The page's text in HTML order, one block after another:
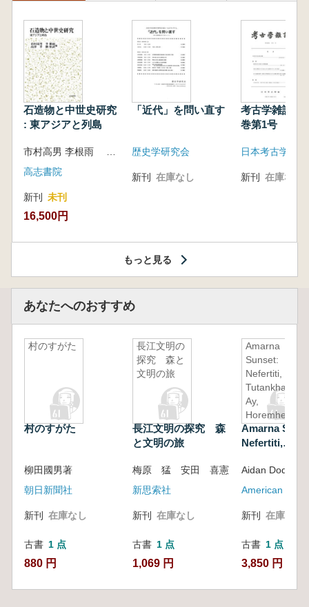
石造物と中世史研究
: 東アジアと列島
高志書院
新刊 未刊
16,500円
「近代」を問い直す
歴史学研究会
新刊 在庫なし
考古学雑誌
巻第1号
日本考古学会
新刊 在庫なし
もっと見る
あなたへのおすすめ
村のすがた
村のすがた
柳田國男著
朝日新聞社
新刊 在庫なし
古書 1 点
880 円
長江文明の
探究 森と
文明の旅
長江文明の探究 森
と文明の旅
梅原 猛 安田 喜憲
新思索社
新刊 在庫なし
古書 1 点
1,069 円
Amarna
Sunset:
Nefertiti,
Tutankhamun,
Ay,
Horemheb,
and the
Egyptian
reformation
Amarna
Nefertiti,
Horemheb,
Egyptian
Aidan Dodson
新刊 在庫なし
古書 1 点
3,850 円